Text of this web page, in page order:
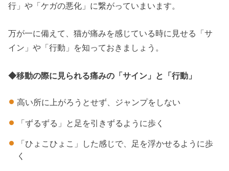
行」や「ケガの悪化」に繋がっていまいます。
万が一に備えて、猫が痛みを感じている時に見せる「サ
イン」や「行動」を知っておきましょう。
◆移動の際に見られる痛みの「サイン」と「行動」
高い所に上がろうとせず、ジャンプをしない
「ずるずる」と足を引きずるように歩く
「ひょこひょこ」した感じで、足を浮かせるように歩
く